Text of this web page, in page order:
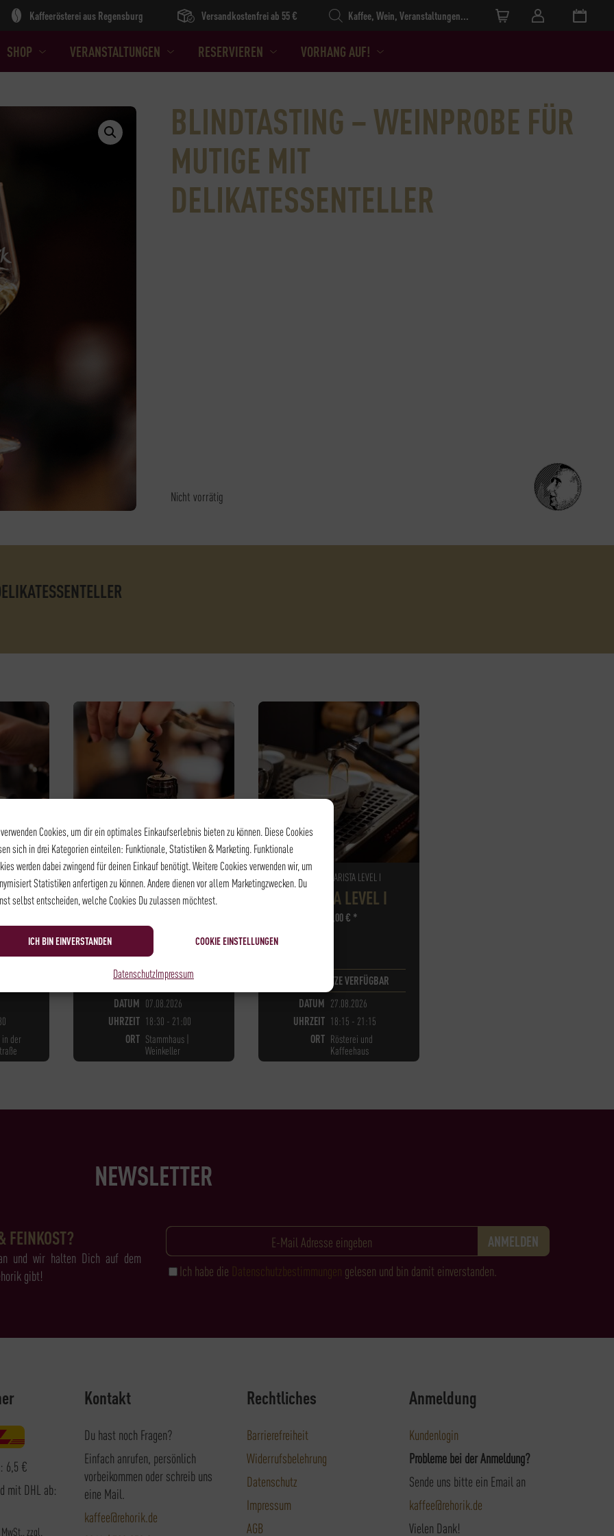
Cookies, um dir ein optimales Einkaufserlebnis bieten zu können. Diese Cookies
sich in drei Kategorien einteilen: Funktionale, Statistiken & Marketing. Funktionale
werden dabei zwingend für deinen Einkauf benötigt. Weitere Cookies verwenden wir, um
Statistiken anfertigen zu können. Andere dienen vor allem Marketingzwecken. Du
selbst entscheiden, welche Cookies Du zulassen möchtest.
ICH BIN EINVERSTANDEN COOKIE EINSTELLUNGEN
DatenschutzImpressum
SHOP VERANSTALTUNGEN RESERVIEREN VORHANG AUF!
Kaffeerösterei aus Regensburg Versandkostenfrei ab 55 €
Products search
BLINDTASTING – WEINPROBE FÜR
MUTIGE MIT
DELIKATESSENTELLER
Nicht vorrätig
II
der
WEINSEMINAR - WEIN
EASY CHEESE – KÄSE &
WEIN
NICHT LÄNGER VERFÜGBAR
DATUM 07.08.2026
UHRZEIT 18:30 - 21:00
ORT Stammhaus |
Weinkeller
KAFFEE - BARISTA LEVEL I
BARISTA LEVEL I
105,00€ *
PLÄTZE VERFÜGBAR
DATUM 27.08.2026
UHRZEIT 18:15 - 21:15
ORT Rösterei und
Kaffeehaus
NEWSLETTER
FEINKOST?
und wir halten Dich auf dem
gibt!
Ich habe die Datenschutzbestimmungen gelesen und bin damit einverstanden.
6,5 €
mit DHL ab:
zzgl.
Kontakt
Du hast noch Fragen?
Einfach anrufen, persönlich
vorbeikommen oder schreib uns
eine Mail.
kaffee@rehorik.de
Rechtliches
Barrierefreiheit
Widerrufsbelehrung
Datenschutz
Impressum
AGB
Anmeldung
Kundenlogin
Probleme bei der Anmeldung?
Sende uns bitte ein Email an
kaffee@rehorik.de
Vielen Dank!